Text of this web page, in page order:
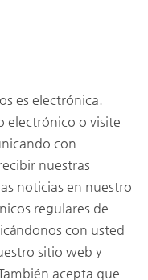
es electrónica.
electrónico o visite
con
nuestras
noticias en nuestro
regulares de
con usted
sitio web y
acepta que